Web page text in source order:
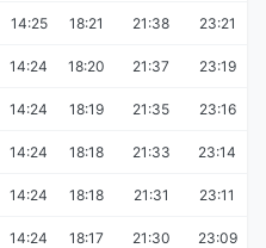
14:25 18:21 21:38 23:21
14:24 18:20 21:37 23:19
14:24 18:19 21:35 23:16
14:24 18:18 21:33 23:14
14:24 18:18 21:31 23:11
14:24 18:17 21:30 23:09